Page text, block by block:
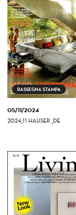
RASSEGNA STAMPA
05/11/2024
2024_11 HAUSER _DE